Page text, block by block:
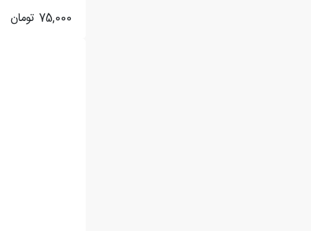
75,000 تومان